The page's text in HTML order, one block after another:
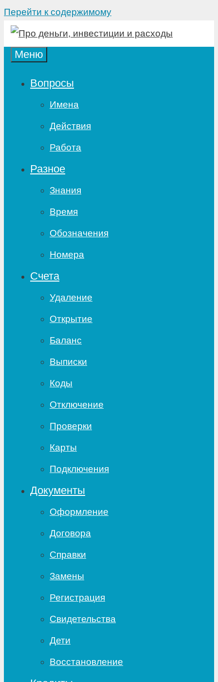
Перейти к содержимому
Меню
Вопросы
Имена
Действия
Работа
Разное
Знания
Время
Обозначения
Номера
Счета
Удаление
Открытие
Баланс
Выписки
Коды
Отключение
Проверки
Карты
Подключения
Документы
Оформление
Договора
Справки
Замены
Регистрация
Свидетельства
Дети
Восстановление